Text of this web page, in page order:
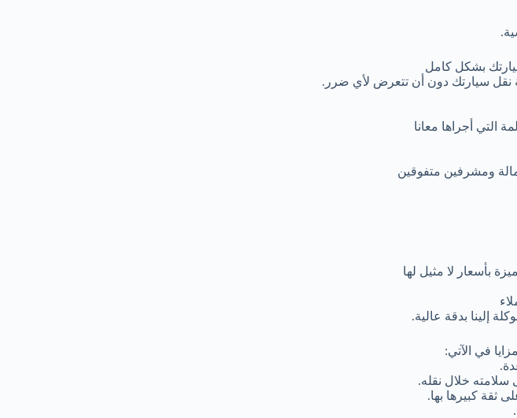
بشكل كامل
نقل سيارتك دون أن تتعرض لأي ضرر.
التي أجراها معانا
ومشرفين متفوقين
بأسعار لا مثيل لها
إلينا بدقة عالية.
في الآتي:
سلامته خلال نقله.
ثقة كبيرها بها.